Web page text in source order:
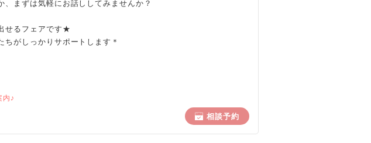
、まずは気軽にお話ししてみませんか？
せるフェアです★
ちがしっかりサポートします＊
内♪
相談予約